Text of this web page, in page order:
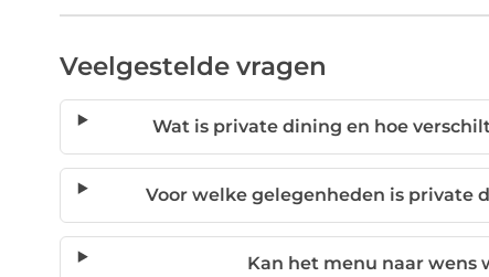
Veelgestelde vragen
Wat is private dining en hoe
Voor welke gelegenheden is private
Kan het menu naar wens